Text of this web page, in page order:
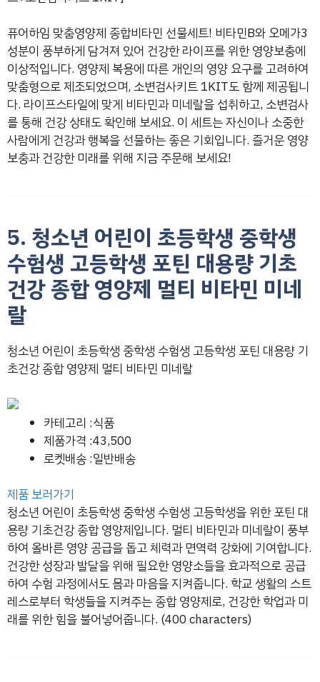
퓨어하임 맞춤영양제 종합비타민 선물세트! 비타민B와 오메가3
성분이 풍부하게 담겨져 있어 건강한 라이프를 위한 영양보충에
이상적입니다. 영양제 복용에 따른 개인의 영양 요구를 고려하여
맞춤형으로 제조되었으며, 소변검사키트 1KIT도 함께 제공됩니
다. 라이프스타일에 맞게 비타민과 미네랄을 섭취하고, 소변검사
를 통해 건강 상태도 확인해 보세요. 이 세트는 자신이나 소중한
사람에게 건강과 행복을 선물하는 좋은 기회입니다. 즐거운 영양
보충과 건강한 미래를 위해 지금 주문해 보세요!
5. 청소년 어린이 초등학생 중학생
수험생 고등학생 포틴 대용량 기초
건강 종합 영양제 멀티 비타민 미네
랄
청소년 어린이 초등학생 중학생 수험생 고등학생 포틴 대용량 기
초건강 종합 영양제 멀티 비타민 미네랄
카테고리 :식품
제품가격 :43,500
로켓배송 :일반배송
제품 보러가기
청소년 어린이 초등학생 중학생 수험생 고등학생을 위한 포틴 대
용량 기초건강 종합 영양제입니다. 멀티 비타민과 미네랄이 풍부
하여 올바른 영양 공급을 돕고 체력과 면역력 강화에 기여합니다.
건강한 성장과 발달을 위해 필요한 영양소들을 효과적으로 공급
하여 수험 과정에서도 몸과 마음을 지켜줍니다. 학교 생활의 스트
레스로부터 학생들을 지켜주는 종합 영양제로, 건강한 학업과 미
래를 위한 힘을 불어넣어줍니다. (400 characters)